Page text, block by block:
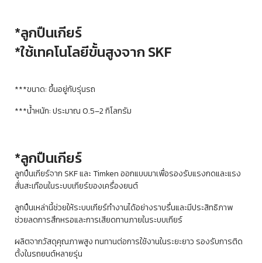
*ลูกปืนเกียร์
*ใช้เทคโนโลยีขั้นสูงจาก SKF
***ขนาด: ขึ้นอยู่กับรุ่นรถ
***น้ำหนัก: ประมาณ 0.5–2 กิโลกรัม
*ลูกปืนเกียร์
ลูกปืนเกียร์จาก SKF และ Timken ออกแบบมาเพื่อรองรับแรงกดและแรง
สั่นสะเทือนในระบบเกียร์ของเครื่องยนต์
ลูกปืนเหล่านี้ช่วยให้ระบบเกียร์ทำงานได้อย่างราบรื่นและมีประสิทธิภาพ
ช่วยลดการสึกหรอและการเสียดทานภายในระบบเกียร์
ผลิตจากวัสดุคุณภาพสูง ทนทานต่อการใช้งานในระยะยาว รองรับการติด
ตั้งในรถยนต์หลายรุ่น